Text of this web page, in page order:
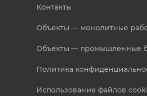
Контакты
Объекты — монолитные
Объекты — промышленные
Политика
Использование файлов